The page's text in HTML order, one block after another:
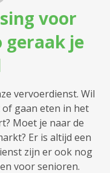
voor
geraak je
vervoerdienst. Wil
of gaan eten in het
Moet je naar de
Er is altijd een
zijn er ook nog
voor senioren.